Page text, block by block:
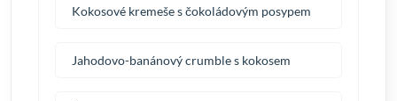
Kokosové kremeše s čokoládovým posypem
Jahodovo-banánový crumble s kokosem